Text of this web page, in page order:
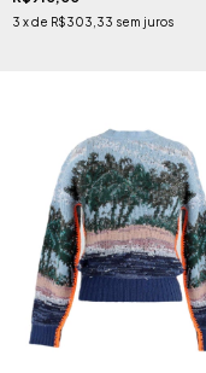
3 x de R$303,33 sem juros